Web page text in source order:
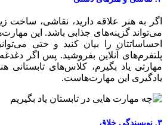
به هنر علاقه دارید، نقاشی، ساخت
گزینه‌های جذابی باشد. این
را بیان کنید و حتی
آنلاین بفروشید. پس اگر دغدغه
یاد بگیرم، کلاس‌های تابستانی
این مهارت‌هاست.